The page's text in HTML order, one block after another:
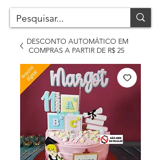
DESCONTO AUTOMÁTICO EM
COMPRAS A PARTIR DE R$ 25